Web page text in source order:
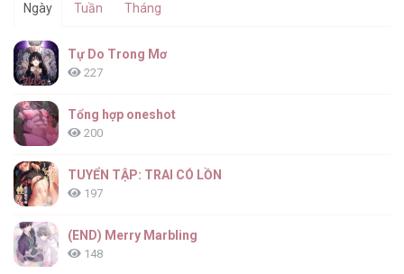
Ngày Tuần Tháng
Tự Do Trong Mơ
227
Tổng hợp oneshot
200
TUYỂN TẬP: TRAI CÓ LỒN
197
(END) Merry Marbling
148